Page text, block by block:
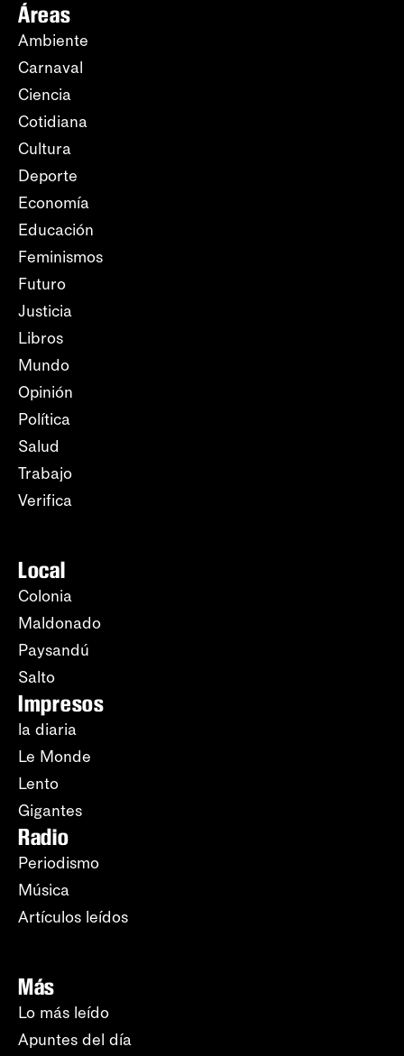
Áreas
Ambiente
Carnaval
Ciencia
Cotidiana
Cultura
Deporte
Economía
Educación
Feminismos
Futuro
Justicia
Libros
Mundo
Opinión
Política
Salud
Trabajo
Verifica
Local
Colonia
Maldonado
Paysandú
Salto
Impresos
la diaria
Le Monde
Lento
Gigantes
Radio
Periodismo
Música
Artículos leídos
Más
Lo más leído
Apuntes del día